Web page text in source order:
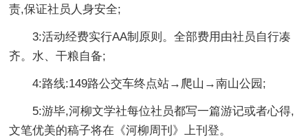
责,保证社员人身安全;
3:活动经费实行AA制原则。全部费用由社员自行凑
齐。水、干粮自备;
4:路线:149路公交车终点站→爬山→南山公园;
5:游毕,河柳文学社每位社员都写一篇游记或者心得,
文笔优美的稿子将在《河柳周刊》上刊登。